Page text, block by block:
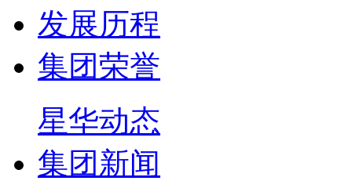
发展历程
集团荣誉
星华动态
集团新闻